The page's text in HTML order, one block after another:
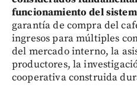
funcionamiento del
garantía de compra del
ingresos para múltiples
del mercado interno, la
productores, la
cooperativa construida